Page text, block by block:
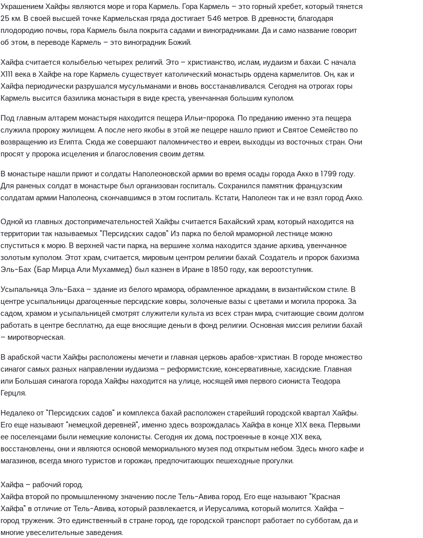
Украшением Хайфы являются море и гора Кармель. Гора Кармель – это горный хребет, который тянется
25 км. В своей высшей точке Кармельская гряда достигает 546 метров. В древности, благодаря
плодородию почвы, гора Кармель была покрыта садами и виноградниками. Да и само название говорит
об этом, в переводе Кармель – это виноградник Божий.
Хайфа считается колыбелью четырех религий. Это – христианство, ислам, иудаизм и бахаи. С начала
Х111 века в Хайфе на горе Кармель существует католический монастырь ордена кармелитов. Он, как и
Хайфа периодически разрушался мусульманами и вновь восстанавливался. Сегодня на отрогах горы
Кармель высится базилика монастыря в виде креста, увенчанная большим куполом.
Под главным алтарем монастыря находится пещера Ильи-пророка. По преданию именно эта пещера
служила пророку жилищем. А после него якобы в этой же пещере нашло приют и Святое Семейство по
возвращению из Египта. Сюда же совершают паломничество и евреи, выходцы из восточных стран. Они
просят у пророка исцеления и благословения своим детям.
В монастыре нашли приют и солдаты Наполеоновской армии во время осады города Акко в 1799 году.
Для раненых солдат в монастыре был организован госпиталь. Сохранился памятник французским
солдатам армии Наполеона, скончавшимся в этом госпиталь. Кстати, Наполеон так и не взял город Акко.
Одной из главных достопримечательностей Хайфы считается Бахайский храм, который находится на
территории так называемых "Персидских садов" Из парка по белой мраморной лестнице можно
спуститься к морю. В верхней части парка, на вершине холма находится здание архива, увенчанное
золотым куполом. Этот храм, считается, мировым центром религии бахай. Создатель и пророк бахизма
Эль-Бах (Бар Мирца Али Мухаммед) был казнен в Иране в 1850 году, как вероотступник.
Усыпальница Эль-Баха – здание из белого мрамора, обрамленное аркадами, в византийском стиле. В
центре усыпальницы драгоценные персидские ковры, золоченые вазы с цветами и могила пророка. За
садом, храмом и усыпальницей смотрят служители культа из всех стран мира, считающие своим долгом
работать в центре бесплатно, да еще вносящие деньги в фонд религии. Основная миссия религии бахай
– миротворческая.
В арабской части Хайфы расположены мечети и главная церковь арабов-христиан. В городе множество
синагог самых разных направлении иудаизма – реформистские, консервативные, хасидские. Главная
или Большая синагога города Хайфы находится на улице, носящей имя первого сиониста Теодора
Герцля.
Недалеко от "Персидских садов" и комплекса бахай расположен старейший городской квартал Хайфы.
Его еще называют "немецкой деревней", именно здесь возрождалась Хайфа в конце Х1Х века. Первыми
ее поселенцами были немецкие колонисты. Сегодня их дома, построенные в конце Х1Х века,
восстановлены, они и являются основой мемориального музея под открытым небом. Здесь много кафе и
магазинов, всегда много туристов и горожан, предпочитающих пешеходные прогулки.
Хайфа – рабочий город.
Хайфа второй по промышленному значению после Тель-Авива город. Его еще называют "Красная
Хайфа" в отличие от Тель-Авива, который развлекается, и Иерусалима, который молится. Хайфа –
город труженик. Это единственный в стране город, где городской транспорт работает по субботам, да и
многие увеселительные заведения.